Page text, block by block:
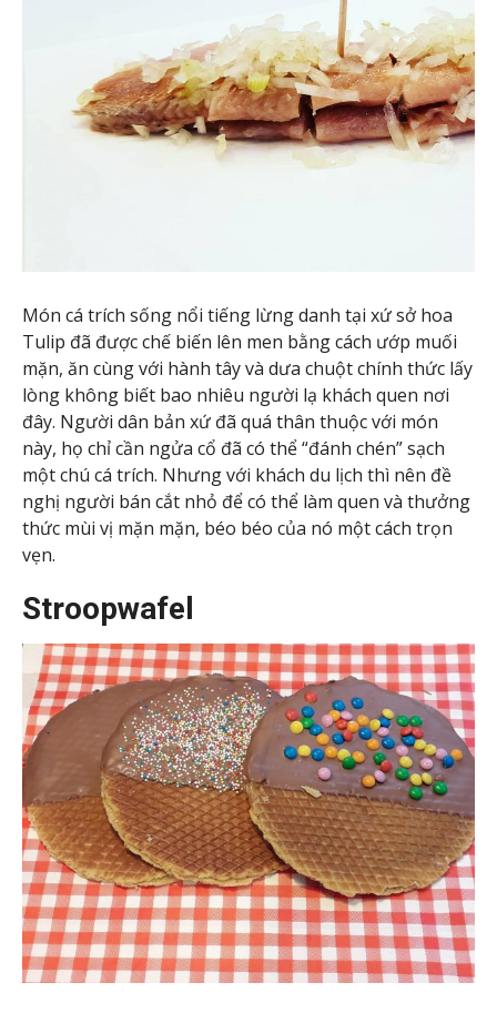
Món cá trích sống nổi tiếng lừng danh tại xứ sở hoa
Tulip đã được chế biến lên men bằng cách ướp muối
mặn, ăn cùng với hành tây và dưa chuột chính thức lấy
lòng không biết bao nhiêu người lạ khách quen nơi
đây. Người dân bản xứ đã quá thân thuộc với món
này, họ chỉ cần ngửa cổ đã có thể “đánh chén” sạch
một chú cá trích. Nhưng với khách du lịch thì nên đề
nghị người bán cắt nhỏ để có thể làm quen và thưởng
thức mùi vị mặn mặn, béo béo của nó một cách trọn
vẹn.
Stroopwafel